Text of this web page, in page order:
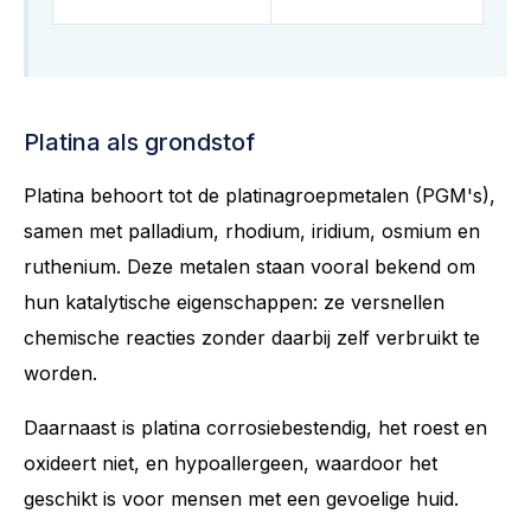
Platina als grondstof
Platina behoort tot de platinagroepmetalen (PGM's),
samen met palladium, rhodium, iridium, osmium en
ruthenium. Deze metalen staan vooral bekend om
hun katalytische eigenschappen: ze versnellen
chemische reacties zonder daarbij zelf verbruikt te
worden.
Daarnaast is platina corrosiebestendig, het roest en
oxideert niet, en hypoallergeen, waardoor het
geschikt is voor mensen met een gevoelige huid.